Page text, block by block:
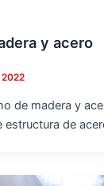
y acero
de madera y
estructura de